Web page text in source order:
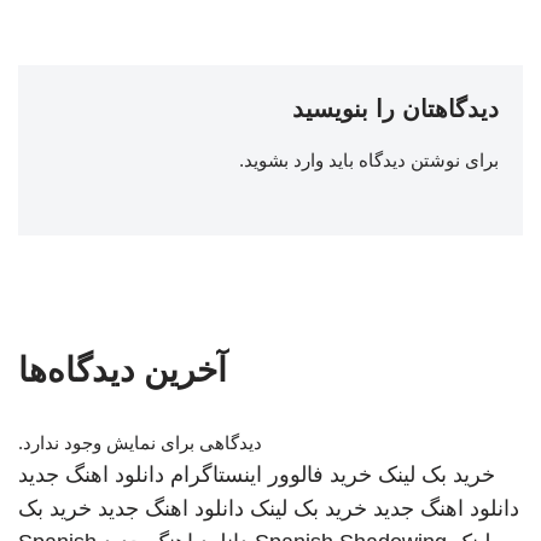
دیدگاهتان را بنویسید
برای نوشتن دیدگاه باید وارد بشوید.
آخرین دیدگاه‌ها
دیدگاهی برای نمایش وجود ندارد.
خرید بک لینک خرید فالوور اینستاگرام دانلود اهنگ جدید
دانلود اهنگ جدید خرید بک لینک دانلود اهنگ جدید خرید بک